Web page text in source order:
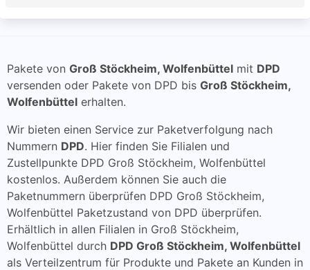
Pakete von Groß Stöckheim, Wolfenbüttel mit DPD
versenden oder Pakete von DPD bis Groß Stöckheim,
Wolfenbüttel erhalten.
Wir bieten einen Service zur Paketverfolgung nach
Nummern DPD. Hier finden Sie Filialen und
Zustellpunkte DPD Groß Stöckheim, Wolfenbüttel
kostenlos. Außerdem können Sie auch die
Paketnummern überprüfen DPD Groß Stöckheim,
Wolfenbüttel Paketzustand von DPD überprüfen.
Erhältlich in allen Filialen in Groß Stöckheim,
Wolfenbüttel durch DPD Groß Stöckheim, Wolfenbüttel
als Verteilzentrum für Produkte und Pakete an Kunden in